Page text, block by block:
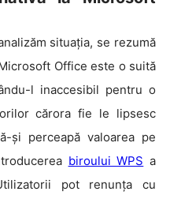
situația, se rezumă
Office este o suită
l inaccesibil pentru o
cărora fie le lipsesc
și perceapă valoarea pe
biroului WPS a
pot renunța cu